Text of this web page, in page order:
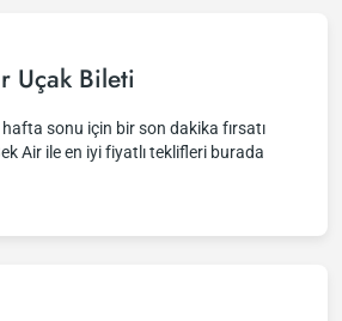
Uçak Bileti
sonu için bir son dakika fırsatı
Air ile en iyi fiyatlı teklifleri burada